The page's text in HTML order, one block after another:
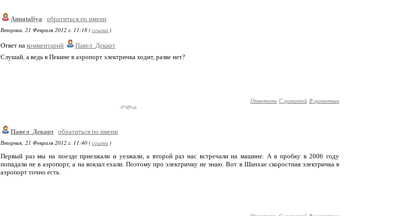
Annataliya
обратиться по имени
Вторник, 21 Февраля 2012 г. 11:18 (ссылка )
Ответ на комментарий
Павел_Декарт
Слушай, а ведь в Пекине в аэропорт электричка ходит, разве нет?
Ответить С цитатой В цитатник
Павел_Декарт обратиться по имени
Вторник, 21 Февраля 2012 г. 11:40 (ссылка )
Первый раз мы на поезде приезжали и уезжали, а второй раз нас встречали на машине. А в пробку в 2006 году
попадали не в аэропорт, а на вокзал ехали. Поэтому про электричку не знаю. Вот в Шанхае скоростная электричка в
аэропорт точно есть.